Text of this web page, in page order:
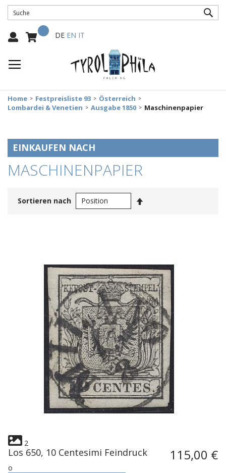
Mein Warenkorb
Select
DE EN IT
Home Festpreisliste 93
Österreich
Lombardei & Venetien
Ausgabe 1850 Maschinenpapier
MASCHINENPAPIER
Sortieren nach
2
Los 650, 10 Centesimi Feindruck 115,00 €
o
EINKAUFEN NACH